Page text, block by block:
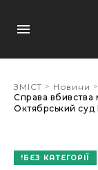
ЗМІСТ > Новини >
Справа вбивства
Октябрський суд
БЕЗ КАТЕГОРІЇ